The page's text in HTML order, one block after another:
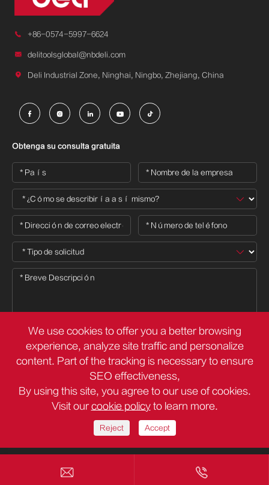
 +86-0574-5997-6624
 delitoolsglobal@nbdeli.com
 Deli Industrial Zone, Ninghai, Ningbo, Zhejiang, China
    
Obtenga su consulta gratuita

Derechos DE AUTOR ©Deli Group Co.,Ltd.Todos los derechos
reservados.
Sitemap
Política de privacidad
 
We use cookies to offer you a better browsing
experience, analyze site traffic and personalize
content. Part of the tracking is necessary to ensure
SEO effectiveness,
By using this site, you agree to our use of cookies.
Visit our cookie policyto learn more.
Reject Accept